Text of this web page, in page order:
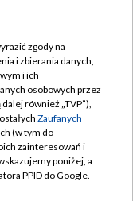
zgody na
i zbierania danych,
i ich
osobowych przez
również „TVP”),
Zaufanych
(w tym do
zainteresowań i
poniżej, a
PPID do Google.